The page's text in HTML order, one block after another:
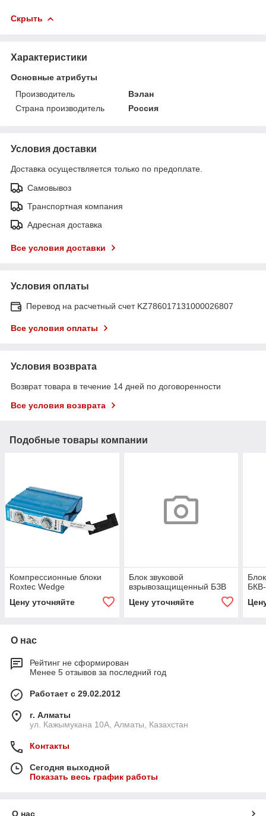
Скрыть
Характеристики
Основные атрибуты
Производитель
Вэлан
Страна производитель
Россия
Условия доставки
Доставка осуществляется только по предоплате.
Самовывоз
Транспортная компания
Адресная доставка
Все условия доставки
Условия оплаты
Перевод на расчетный счет KZ786017131000026807
Все условия оплаты
Условия возврата
Возврат товара в течение 14 дней по договоренности
Все условия возврата
Подобные товары компании
Компрессионные блоки
Roxtec Wedge
Цену уточняйте
Блок звуковой
взрывозащищенный БЗВ
Цену уточняйте
О нас
Рейтинг не сформирован
Менее 5 отзывов за последний год
Работает с 29.02.2012
г. Алматы
ул. Кажымукана 10А, Алматы, Казахстан
Контакты
Сегодня выходной
Показать весь график работы
О нас